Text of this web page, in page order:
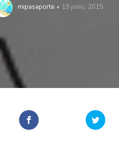
mipasaporte 19 junio, 2015